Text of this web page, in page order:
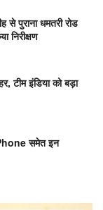
से पुराना धमतरी रोड
निरीक्षण
टीम इंडिया को बड़ा
समेत इन